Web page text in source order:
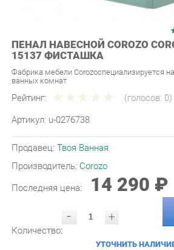
ПЕНАЛ НАВЕСНОЙ COROZO
15137 ФИСТАШКА
Фабрика мебели Corozoспециализируется на
Рейтинг: (голосов:
Артикул: u-0276738
Продавец:
Производитель: Corozo
Последняя цена: 14 290 ₽
- +
УТОЧНИТЬ НАЛИЧИЕ
ПРИГЛАСИТЬ